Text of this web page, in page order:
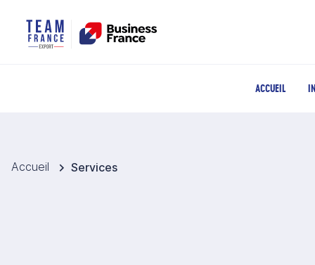
ACCUEIL
Accueil Services